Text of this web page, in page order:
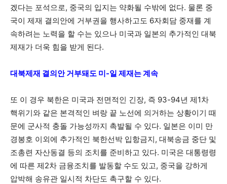
겠다는 포석으로, 중국의 입지는 약화될 수밖에 없다. 물론 중
국이 제재 결의안에 거부권을 행사하고도 6자회담 중재를 계
속하려는 노력을 할 수는 있으나 미국과 일본의 추가적인 대북
제재가 더욱 힘을 받게 된다.
대북제재 결의안 거부돼도 미-일 제재는 계속
또 이 경우 북한은 미국과 전면적인 긴장, 즉 93-94년 제1차
핵위기와 같은 본격적인 벼랑 끝 노선에 의거하는 상황이기 때
문에 군사적 충돌 가능성까지 촉발될 수 있다. 일본은 이미 만
경봉호 이외에 추가적인 북한선박 입항금지, 대북송금 중단 및
조총련 자산동결 등의 조치를 준비하고 있다. 미국은 대통령령
에 따른 제2차 금융조치를 발동할 수도 있고, 중국을 강하게
압박해 송유관 일시적 차단도 촉구할 수 있다.